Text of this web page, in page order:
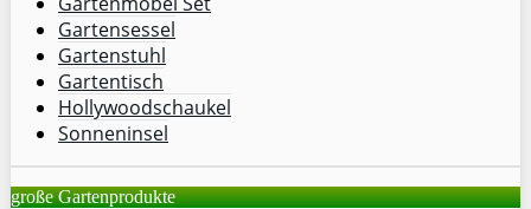
Gartensessel
Gartenstuhl
Gartentisch
Hollywoodschaukel
Sonneninsel
große Gartenprodukte